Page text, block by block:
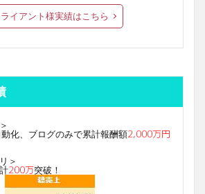
イアント様実績はこちら
動化、ブログのみで累計報酬額2,000万円
＞
200万突破！